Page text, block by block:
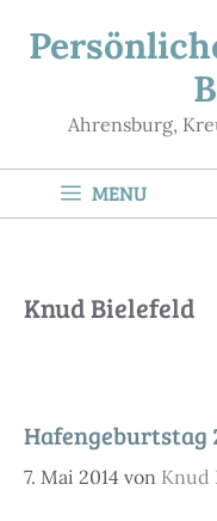
Inhalt
Ahrensburg,
MENU
Knud Bielefeld
Hafengeburtstag
7. Mai 2014 von Knud